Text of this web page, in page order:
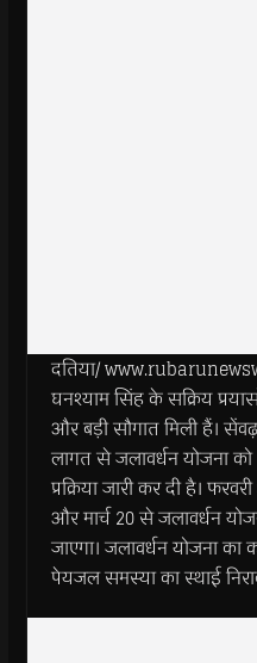
दतिया/
घनश्याम सिंह के सक्रिय
और बड़ी सौगात मिली हैं।
लागत से जलावर्धन योजना
प्रक्रिया जारी कर दी है।
और मार्च 20 से जलावर्धन
जाएगा। जलावर्धन योजना का
पेयजल समस्या का स्थाई